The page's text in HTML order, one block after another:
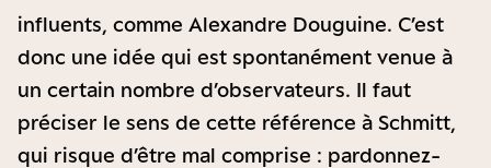
influents, comme Alexandre Douguine. C’est
donc une idée qui est spontanément venue à
un certain nombre d’observateurs. Il faut
préciser le sens de cette référence à Schmitt,
qui risque d’être mal comprise : pardonnez-